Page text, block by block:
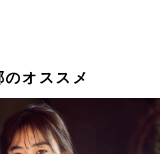
】桜田茉央写真集『Ｓｔａｙ ｗ
のオススメ